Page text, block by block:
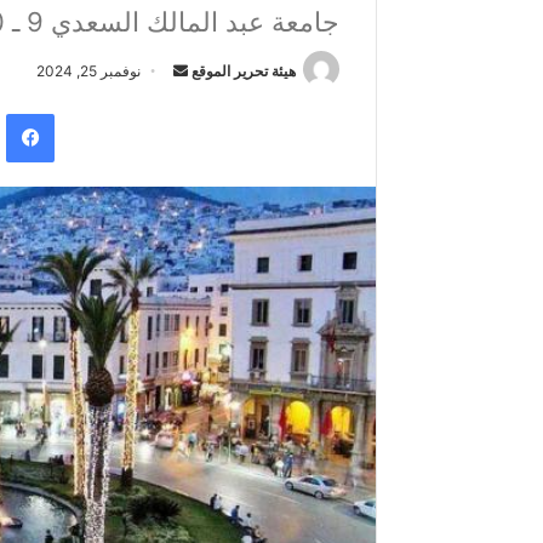
جامعة عبد المالك السعدي 9 ـ 10 ـ 11 أبريل/ نيسان 2025
هيئة تحرير الموقع
ب
ر
ي
د
ا
إ
ل
ك
ت
ر
و
ن
ي
نوفمبر 25, 2024